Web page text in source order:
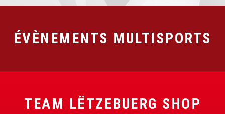
ÉVÈNEMENTS MULTISPORTS
TEAM LËTZEBUERG SHOP